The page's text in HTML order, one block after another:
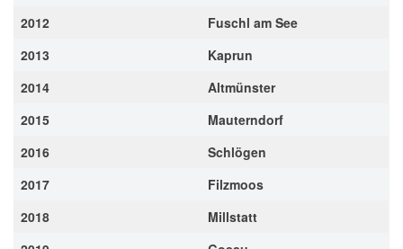
2012
Fuschl am See
2013
Kaprun
2014
Altmünster
2015
Mauterndorf
2016
Schlögen
2017
Filzmoos
2018
Millstatt